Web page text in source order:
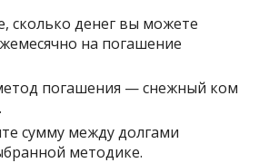
сколько денег вы можете
на погашение
погашения — снежный ком
сумму между долгами
методике.